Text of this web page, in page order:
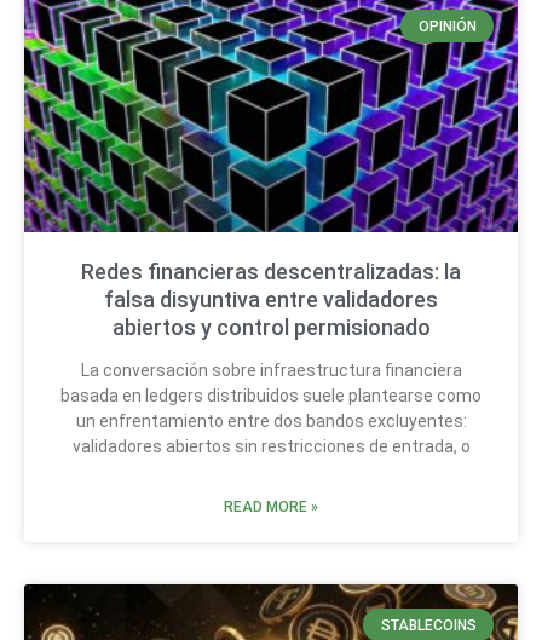
OPINIÓN
Redes financieras descentralizadas: la
falsa disyuntiva entre validadores
abiertos y control permisionado
La conversación sobre infraestructura financiera
basada en ledgers distribuidos suele plantearse como
un enfrentamiento entre dos bandos excluyentes:
validadores abiertos sin restricciones de entrada, o
READ MORE »
STABLECOINS